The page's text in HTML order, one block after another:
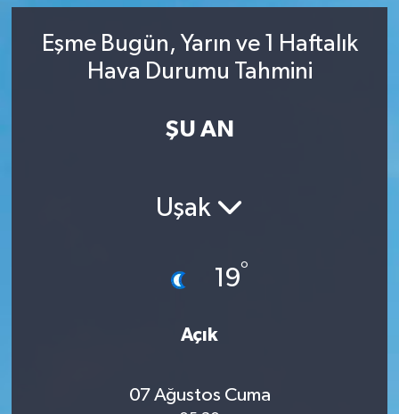
Eşme Bugün, Yarın ve 1 Haftalık
Hava Durumu Tahmini
ŞU AN
Uşak
19°
Açık
07 Ağustos Cuma
Belediye
Dünya
Tüm Manşetler
Son Dakika Haberleri